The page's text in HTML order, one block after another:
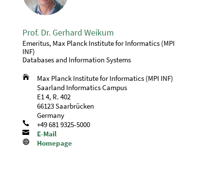
Prof. Dr. Gerhard Weikum
Emeritus, Max Planck Institute for Informatics (MPI
INF)
Databases and Information Systems

Max Planck Institute for Informatics (MPI INF)
Saarland Informatics Campus
E1 4, R. 402
66123 Saarbrücken
Germany
 +49 681 9325-5000
 E-Mail
 Homepage